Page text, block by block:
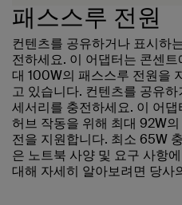
패스스루 전원
컨텐츠를 공유하거나 표시하
전하세요. 이 어댑터는 콘센
대 100W의 패스스루 전원을
고 있습니다. 컨텐츠를 공유
세서리를 충전하세요. 이 어
허브 작동을 위해 최대 92W
전을 지원합니다. 최소 65W
은 노트북 사양 및 요구 사항
대해 자세히 알아보려면 당사